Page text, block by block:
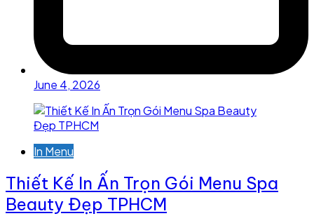
June 4, 2026
In Menu
Thiết Kế In Ấn Trọn Gói Menu Spa
Beauty Đẹp TPHCM